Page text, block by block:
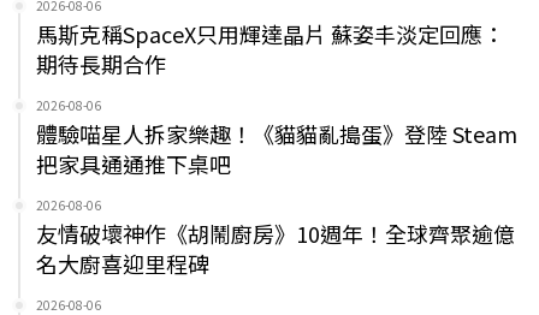
2026-08-06
馬斯克稱SpaceX只用輝達晶片 蘇姿丰淡定回應：
期待長期合作
2026-08-06
體驗喵星人拆家樂趣！《貓貓亂搗蛋》登陸 Steam
把家具通通推下桌吧
2026-08-06
友情破壞神作《胡鬧廚房》10週年！全球齊聚逾億
名大廚喜迎里程碑
2026-08-06